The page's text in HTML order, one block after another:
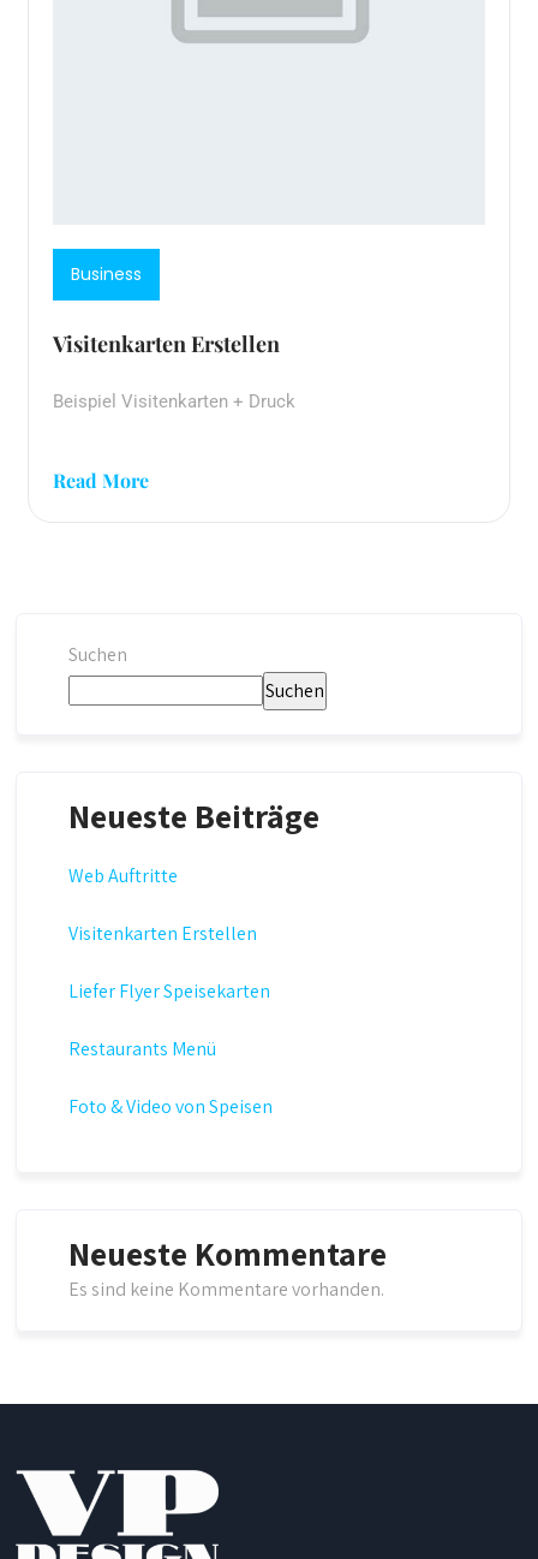
Business
Visitenkarten Erstellen
Beispiel Visitenkarten + Druck
Read More
Suchen
Suchen
Neueste Beiträge
Web Auftritte
Visitenkarten Erstellen
Liefer Flyer Speisekarten
Restaurants Menü
Foto & Video von Speisen
Neueste Kommentare
Es sind keine Kommentare vorhanden.